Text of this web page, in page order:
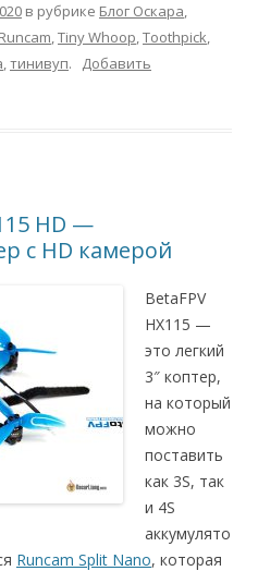
в рубрике Блог Оскара,
Runcam,Tiny Whoop,Toothpick,
,тинивуп. Добавить
HD —
с HD камерой
BetaFPV
HX115 —
это легкий
3″ коптер,
на который
можно
поставить
как 3S, так
и 4S
аккумулято
Runcam Split Nano, которая